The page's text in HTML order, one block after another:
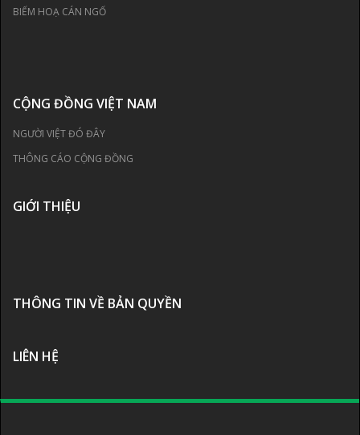
BIẾM HOẠ CÁN NGỐ
CỘNG ĐỒNG VIỆT NAM
NGƯỜI VIỆT ĐÓ ĐÂY
THÔNG CÁO CỘNG ĐỒNG
GIỚI THIỆU
THÔNG TIN VỀ BẢN QUYỀN
LIÊN HỆ